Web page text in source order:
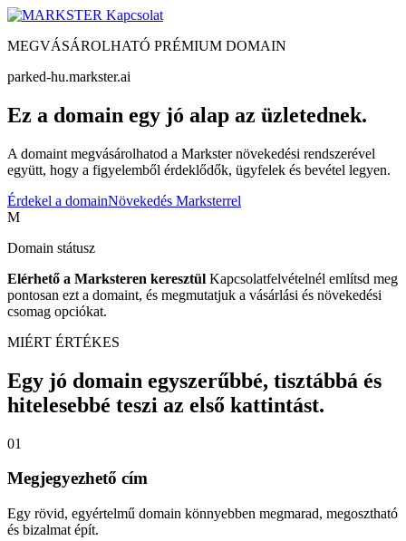
Kapcsolat
MEGVÁSÁROLHATÓ PRÉMIUM DOMAIN
parked-hu.markster.ai
Ez a domain egy jó alap az üzletednek.
A domaint megvásárolhatod a Markster növekedési rendszerével
együtt, hogy a figyelemből érdeklődők, ügyfelek és bevétel legyen.
Érdekel a domainNövekedés Marksterrel
M
Domain státusz
Elérhető a Marksteren keresztül Kapcsolatfelvételnél említsd meg
pontosan ezt a domaint, és megmutatjuk a vásárlási és növekedési
csomag opciókat.
MIÉRT ÉRTÉKES
Egy jó domain egyszerűbbé, tisztábbá és
hitelesebbé teszi az első kattintást.
01
Megjegyezhető cím
Egy rövid, egyértelmű domain könnyebben megmarad, megosztható
és bizalmat épít.